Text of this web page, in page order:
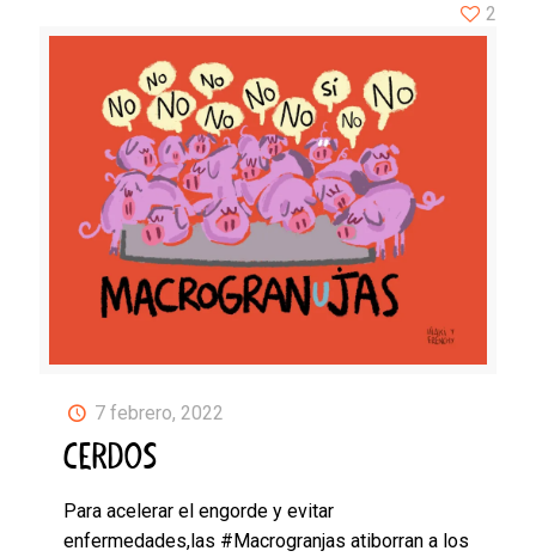
7 febrero, 2022
CERDOS
Para acelerar el engorde y evitar
enfermedades,las #Macrogranjas atiborran a los
2